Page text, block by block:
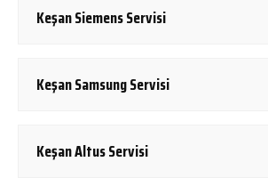
Keşan Siemens Servisi
Keşan Samsung Servisi
Keşan Altus Servisi